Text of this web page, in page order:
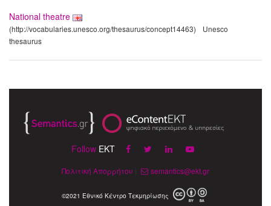
National theatre
(http://vocabularies.unesco.org/thesaurus/concept14463)
Unesco
thesaurus
Follow EKT
Πολιτική Απορρήτου semantics@ekt.gr
©2021 Εθνικό Κέντρο Τεκμηρίωσης